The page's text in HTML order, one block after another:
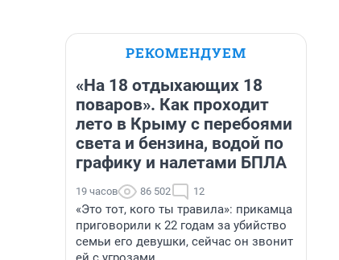
РЕКОМЕНДУЕМ
«На 18 отдыхающих 18
поваров». Как проходит
лето в Крыму с перебоями
света и бензина, водой по
графику и налетами БПЛА
19 часов 86 502 12
«Это тот, кого ты травила»: прикамца
приговорили к 22 годам за убийство
семьи его девушки, сейчас он звонит